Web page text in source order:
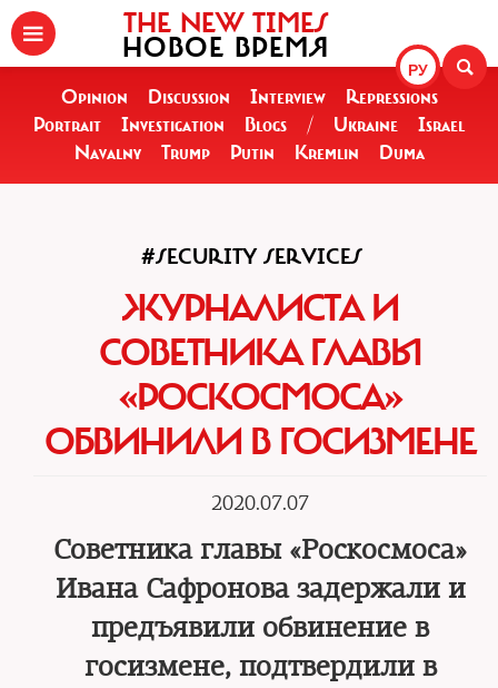
РУ
THE NEW TIMES
НОВОЕ ВРЕМЯ
Opinion Discussion Interview
Repressions
Portrait
Investigation Blogs / Ukraine
Israel
Navalny
Trump Putin Kremlin Duma
#SECURITY SERVICES
ЖУРНАЛИСТА И
СОВЕТНИКА ГЛАВЫ
«РОСКОСМОСА»
ОБВИНИЛИ В ГОСИЗМЕНЕ
2020.07.07
Советника главы «Роскосмоса»
Ивана Сафронова задержали и
предъявили обвинение в
госизмене, подтвердили в